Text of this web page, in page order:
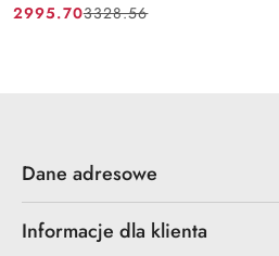
Cena
2995.70
Cena
3328.56
Dane adresowe
Informacje dla klienta